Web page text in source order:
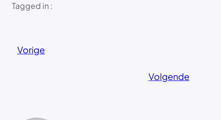
Tagged in :
Vorige
Volgende